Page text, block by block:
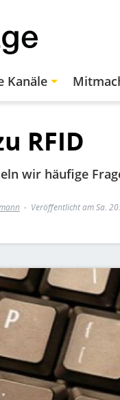
Kanäle
RFID
wir häufige
Veröffentlicht am Sa.